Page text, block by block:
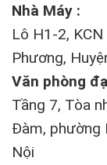
Nhà Máy :
Lô H1-2,
Phương,
Văn phòng
Tầng 7, Tòa
Đàm, phường
Nội